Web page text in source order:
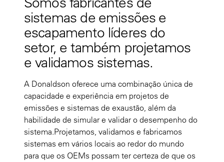
sistemas de emissões e
escapamento líderes do
setor, e também projetamos
e validamos sistemas.
A Donaldson oferece uma combinação única de
capacidade e experiência em projetos de
emissões e sistemas de exaustão, além da
habilidade de simular e validar o desempenho do
sistema.Projetamos, validamos e fabricamos
sistemas em vários locais ao redor do mundo
para que os OEMs possam ter certeza de que os